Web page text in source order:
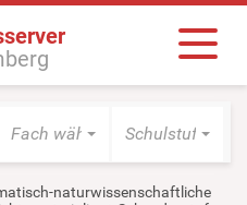
Fach wählen Schulstufe
naturwissenschaftliche